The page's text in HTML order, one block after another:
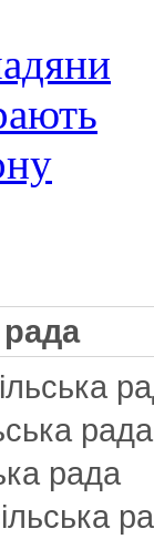
рада
рада